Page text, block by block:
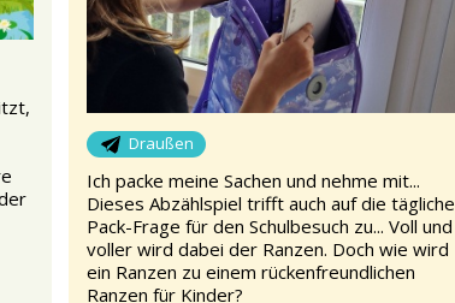
Draußen
Ich packe meine Sachen und nehme mit...
Dieses Abzählspiel trifft auch auf die tägliche
Pack-Frage für den Schulbesuch zu... Voll und
voller wird dabei der Ranzen. Doch wie wird
ein Ranzen zu einem rückenfreundlichen
Ranzen für Kinder?